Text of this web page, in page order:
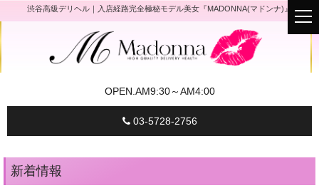
渋谷高級デリヘル｜入店経路完全極秘モデル美女『MADONNA(マドンナ)』
OPEN. AM9:30～AM4:00
03-5728-2756
新着情報
t
o
g
i
t